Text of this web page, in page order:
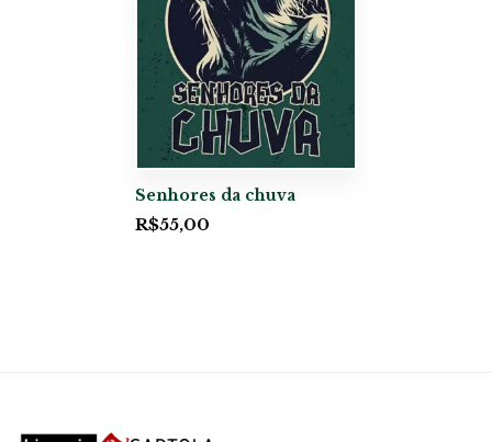
Senhores da chuva
R$55,00